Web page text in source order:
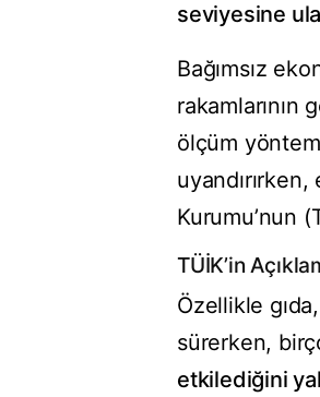
seviyesine
Bağımsız
rakamlarının
ölçüm
Kurumu’nun
TÜİK’in
Özellikle
sürerken,
etkilediğini